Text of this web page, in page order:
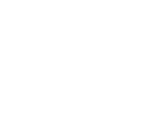
in den Urlaub fahren möchte,
ohne Weiteres
Einkommen nicht
einen Kredit zu beantragen.